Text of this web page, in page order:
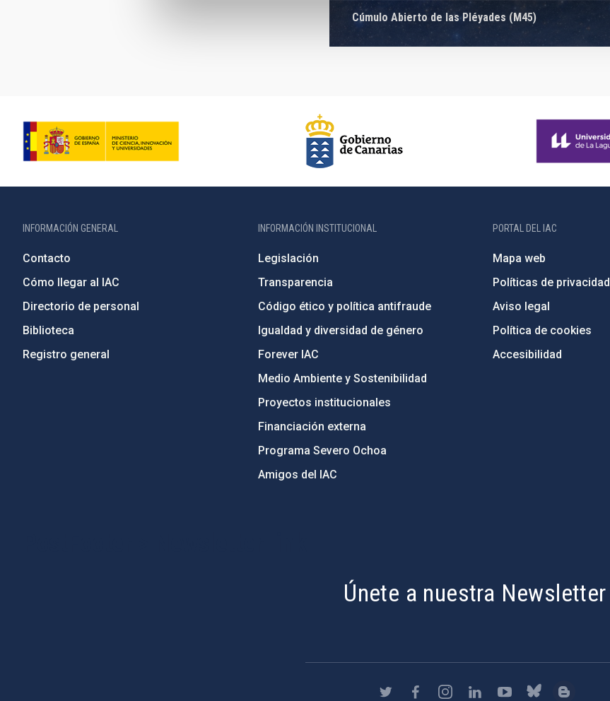
Cúmulo Abierto de las Pléyades (M45)
INFORMACIÓN GENERAL
Contacto
Cómo llegar al IAC
Directorio de personal
Biblioteca
Registro general
INFORMACIÓN INSTITUCIONAL
Legislación
Transparencia
Código ético y política antifraude
Igualdad y diversidad de género
Forever IAC
Medio Ambiente y Sostenibilidad
Proyectos institucionales
Financiación externa
Programa Severo Ochoa
Amigos del IAC
PORTAL DEL IAC
Mapa web
Políticas de privacidad
Aviso legal
Política de cookies
Accesibilidad
Únete a nuestra Newsletter